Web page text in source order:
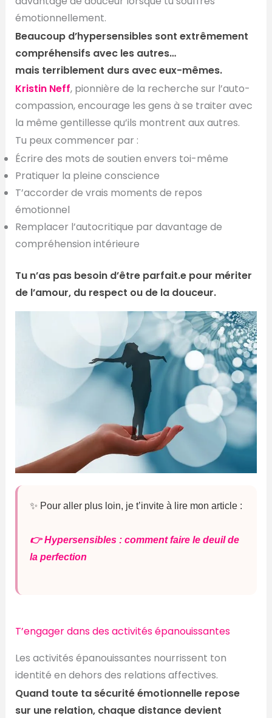
émotionnellement.
Beaucoup d’hypersensibles sont extrêmement
compréhensifs avec les autres…
mais terriblement durs avec eux-mêmes.
Kristin Neff, pionnière de la recherche sur l’auto-
compassion, encourage les gens à se traiter avec
la même gentillesse qu’ils montrent aux autres.
Tu peux commencer par :
Écrire des mots de soutien envers toi-même
Pratiquer la pleine conscience
T’accorder de vrais moments de repos
émotionnel
Remplacer l’autocritique par davantage de
compréhension intérieure
Tu n’as pas besoin d’être parfait.e pour mériter
de l’amour, du respect ou de la douceur.
✨ Pour aller plus loin, je t’invite à lire mon article :
👉 Hypersensibles : comment faire le deuil de
la perfection
T’engager dans des activités épanouissantes
Les activités épanouissantes nourrissent ton
identité en dehors des relations affectives.
Quand toute ta sécurité émotionnelle repose
sur une relation, chaque distance devient